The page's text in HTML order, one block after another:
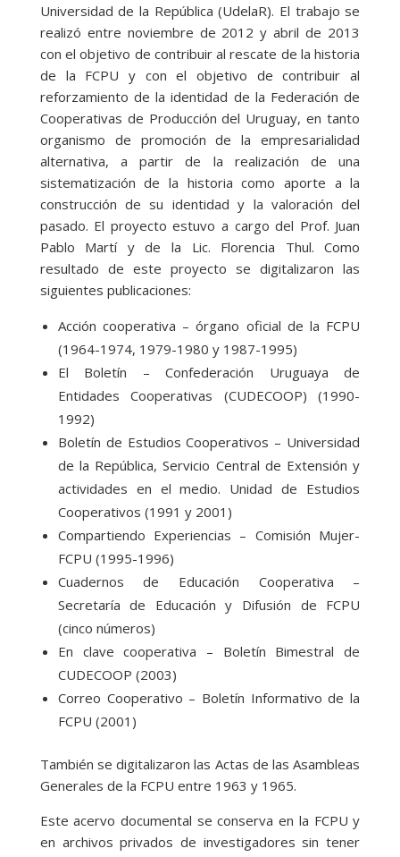
Universidad de la República (UdelaR). El trabajo se
realizó entre noviembre de 2012 y abril de 2013
con el objetivo de contribuir al rescate de la historia
de la FCPU y con el objetivo de contribuir al
reforzamiento de la identidad de la Federación de
Cooperativas de Producción del Uruguay, en tanto
organismo de promoción de la empresarialidad
alternativa, a partir de la realización de una
sistematización de la historia como aporte a la
construcción de su identidad y la valoración del
pasado. El proyecto estuvo a cargo del Prof. Juan
Pablo Martí y de la Lic. Florencia Thul. Como
resultado de este proyecto se digitalizaron las
siguientes publicaciones:
Acción cooperativa – órgano oficial de la FCPU
(1964-1974, 1979-1980 y 1987-1995)
El Boletín – Confederación Uruguaya de
Entidades Cooperativas (CUDECOOP) (1990-
1992)
Boletín de Estudios Cooperativos – Universidad
de la República, Servicio Central de Extensión y
actividades en el medio. Unidad de Estudios
Cooperativos (1991 y 2001)
Compartiendo Experiencias – Comisión Mujer-
FCPU (1995-1996)
Cuadernos de Educación Cooperativa –
Secretaría de Educación y Difusión de FCPU
(cinco números)
En clave cooperativa – Boletín Bimestral de
CUDECOOP (2003)
Correo Cooperativo – Boletín Informativo de la
FCPU (2001)
También se digitalizaron las Actas de las Asambleas
Generales de la FCPU entre 1963 y 1965.
Este acervo documental se conserva en la FCPU y
en archivos privados de investigadores sin tener